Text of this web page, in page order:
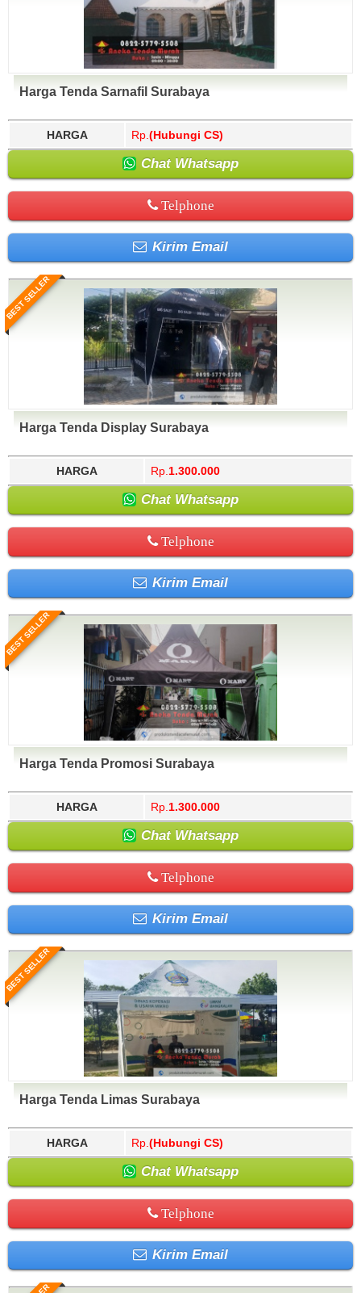
Harga Tenda Sarnafil Surabaya
HARGA Rp. (Hubungi CS)
Chat Whatsapp
Telphone
Kirim Email
BEST SELLER
Harga Tenda Display Surabaya
HARGA Rp. 1.300.000
Chat Whatsapp
Telphone
Kirim Email
BEST SELLER
Harga Tenda Promosi Surabaya
HARGA Rp. 1.300.000
Chat Whatsapp
Telphone
Kirim Email
BEST SELLER
Harga Tenda Limas Surabaya
HARGA Rp. (Hubungi CS)
Chat Whatsapp
Telphone
Kirim Email